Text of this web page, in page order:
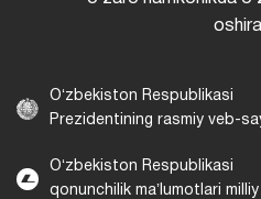
Oʻzbekiston Respublikasi
Prezidentining rasmiy veb-
Oʻzbekiston Respublikasi
qonunchilik maʼlumotlari